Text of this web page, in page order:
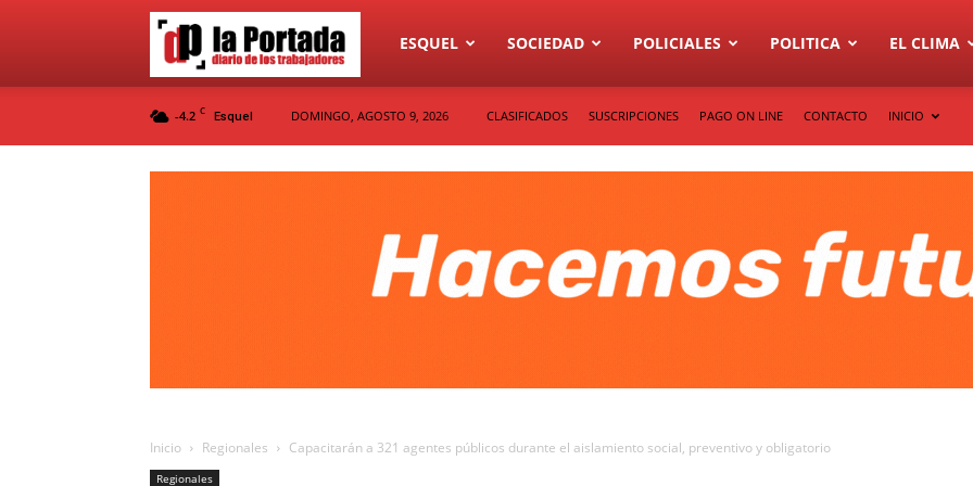
Diario
ESQUEL SOCIEDAD POLICIALES POLITICA EL CLIMA
-4.2 C Esquel DOMINGO, AGOSTO 9, 2026 CLASIFICADOS SUSCRIPCIONES PAGO ON LINE CONTACTO INICIO
Inicio Regionales Capacitarán a 321 agentes públicos durante el aislamiento social, preventivo y obligatorio
Regionales